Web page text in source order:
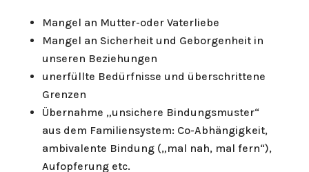
Mangel an Mutter-oder Vaterliebe
Mangel an Sicherheit und Geborgenheit in
unseren Beziehungen
unerfüllte Bedürfnisse und überschrittene
Grenzen
Übernahme „unsichere Bindungsmuster“
aus dem Familiensystem: Co-Abhängigkeit,
ambivalente Bindung („mal nah, mal fern“),
Aufopferung etc.